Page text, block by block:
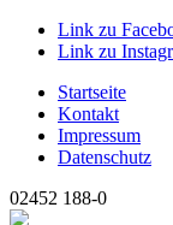
Link zu
Link zu
Startseite
Kontakt
Impressum
Datenschutz
02452 188-0